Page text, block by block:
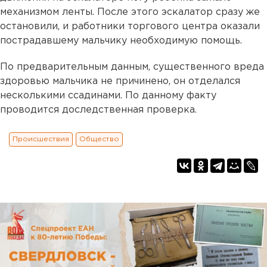
механизмом ленты. После этого эскалатор сразу же
остановили, и работники торгового центра оказали
пострадавшему мальчику необходимую помощь.
По предварительным данным, существенного вреда
здоровью мальчика не причинено, он отделался
несколькими ссадинами. По данному факту
проводится доследственная проверка.
Происшествия Общество